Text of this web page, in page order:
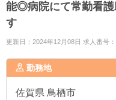
能◎病院にて常勤看護
す
更新日：2024年12月08日 求人番号
勤務地
佐賀県 鳥栖市